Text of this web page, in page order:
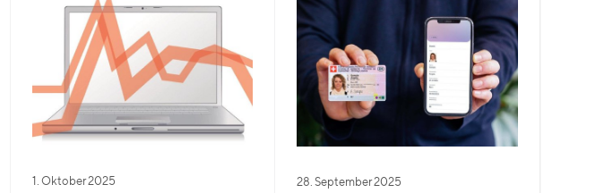
1. Oktober 2025 28. September 2025